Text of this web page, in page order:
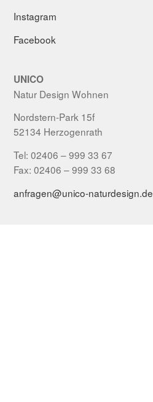
Instagram
Facebook
UNICO
Natur Design Wohnen
Nordstern-Park 15f
52134 Herzogenrath
Tel: 02406 – 999 33 67
Fax: 02406 – 999 33 68
anfragen@unico-naturdesign.de